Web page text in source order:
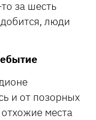
за шесть
люди
и от позорных
места